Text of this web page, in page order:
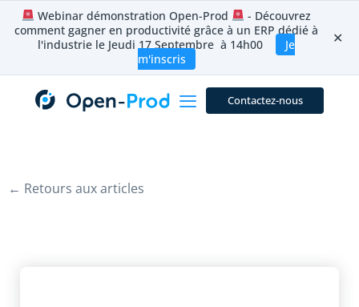
Webinar démonstration Open-Prod
- Découvrez
comment gagner en productivité grâce à un ERP dédié à
l'industrie le Jeudi 17 Septembre à 14h00
Je
m'inscris
✕
Aller
contenu
Contactez-nous
← Retours aux articles